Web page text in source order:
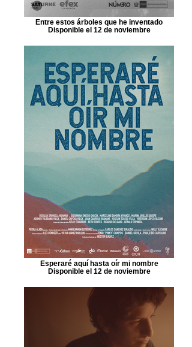
Entre estos árboles que he inventado
Disponible el 12 de noviembre
Esperaré aquí hasta oír mi nombre
Disponible el 12 de noviembre